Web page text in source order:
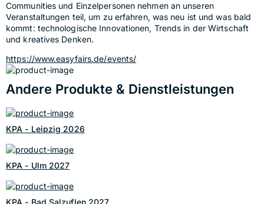
Communities und Einzelpersonen nehmen an unseren
Veranstaltungen teil, um zu erfahren, was neu ist und was bald
kommt: technologische Innovationen, Trends in der Wirtschaft
und kreatives Denken.
https://www.easyfairs.de/events/
Andere Produkte & Dienstleistungen
KPA - Leipzig 2026
KPA - Ulm 2027